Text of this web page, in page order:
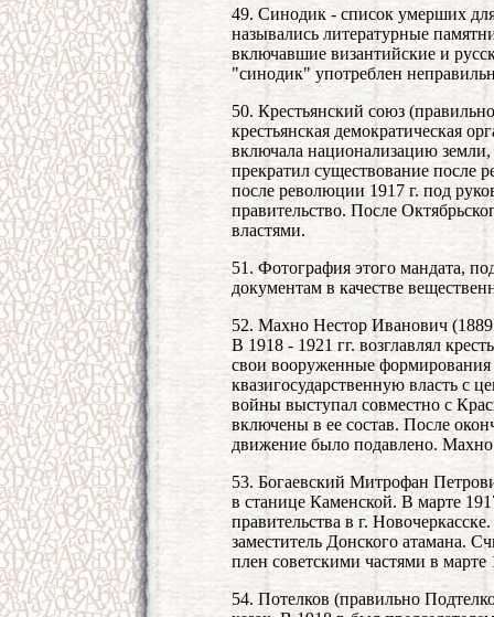
49. Синодик - список умерших
назывались литературные
включавшие византийские и
"синодик" употреблен
50. Крестьянский союз
крестьянская демократическая
включала национализацию
прекратил существование после
после революции 1917 г. под
правительство. После
властями.
51. Фотография этого мандата,
документам в качестве
52. Махно Нестор Иванович
В 1918 - 1921 гг. возглавлял
свои вооруженные
квазигосударственную власть с
войны выступал совместно с
включены в ее состав. После
движение было подавлено.
53. Богаевский Митрофан
в станице Каменской. В марте
правительства в г.
заместитель Донского атамана.
плен советскими частями в марте
54. Потелков (правильно